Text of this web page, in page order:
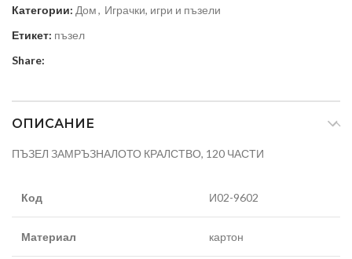
Категории: Дом, Играчки, игри и пъзели
Етикет: пъзел
Share:
ОПИСАНИЕ
ПЪЗЕЛ ЗАМРЪЗНАЛОТО КРАЛСТВО, 120 ЧАСТИ
Код И02-9602
Материал картон